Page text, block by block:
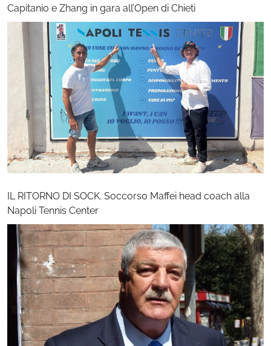
Capitanio e Zhang in gara all’Open di Chieti
IL RITORNO DI SOCK. Soccorso Maffei head coach alla
Napoli Tennis Center